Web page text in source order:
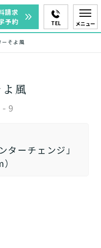
請求
予約
TEL メニュー
ーそよ風
風
9
ターチェンジ」